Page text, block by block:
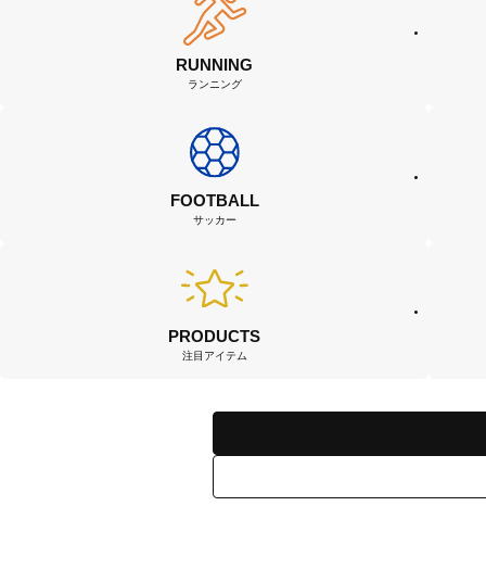
RUNNING
ランニング
FOOTBALL
サッカー
PRODUCTS
注目アイテム